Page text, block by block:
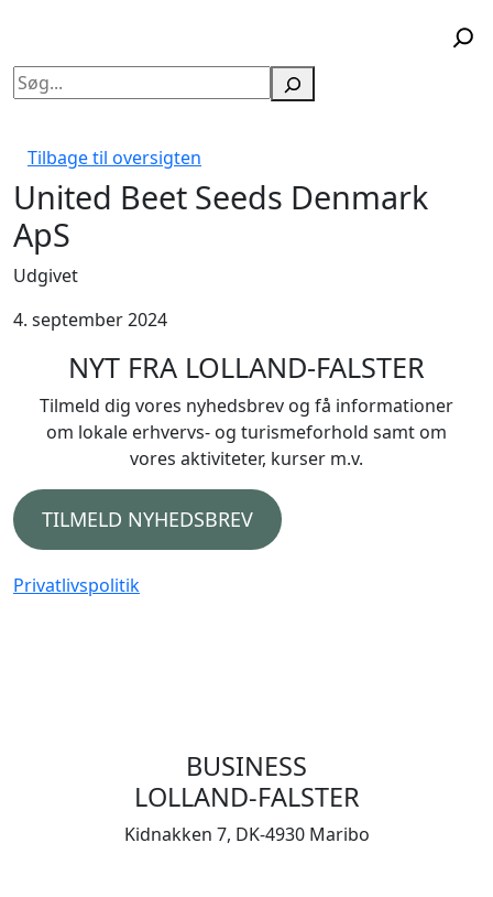
Søg
Tilbage til oversigten
United Beet Seeds Denmark
ApS
Udgivet
4. september 2024
NYT FRA LOLLAND-FALSTER
Tilmeld dig vores nyhedsbrev og få informationer
om lokale erhvervs- og turismeforhold samt om
vores aktiviteter, kurser m.v.
TILMELD NYHEDSBREV
Privatlivspolitik
BUSINESS
LOLLAND-FALSTER
Kidnakken 7, DK-4930 Maribo